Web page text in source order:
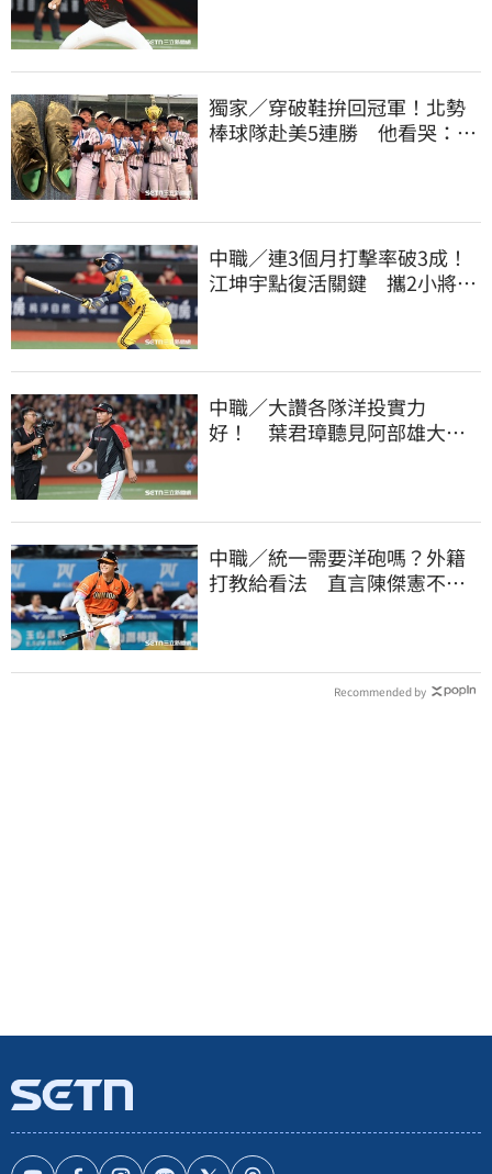
獨家／穿破鞋拚回冠軍！北勢
棒球隊赴美5連勝 他看哭：台
中職／連3個月打擊率破3成！
江坤宇點復活關鍵 攜2小將赴
中職／大讚各隊洋投實力
好！ 葉君璋聽見阿部雄大被
中職／統一需要洋砲嗎？外籍
打教給看法 直言陳傑憲不能
Recommended by